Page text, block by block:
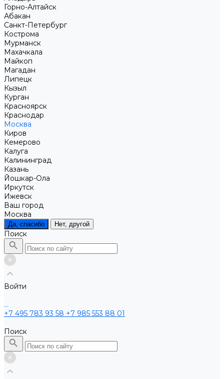
Горно-Алтайск
Абакан
Санкт-Петербург
Кострома
Мурманск
Махачкала
Майкоп
Магадан
Липецк
Кызыл
Курган
Красноярск
Краснодар
Москва
Киров
Кемерово
Калуга
Калининград
Казань
Йошкар-Ола
Иркутск
Ижевск
Ваш город
Москва
Да, спасибо Нет, другой
Поиск
Войти
...
+7 495 783 93 58 +7 985 553 88 01
Поиск